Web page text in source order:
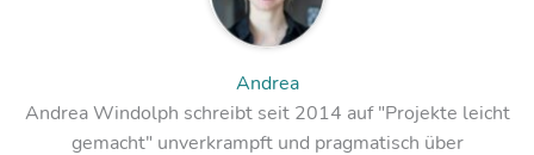
Andrea
Andrea Windolph schreibt seit 2014 auf "Projekte leicht
gemacht" unverkrampft und pragmatisch über